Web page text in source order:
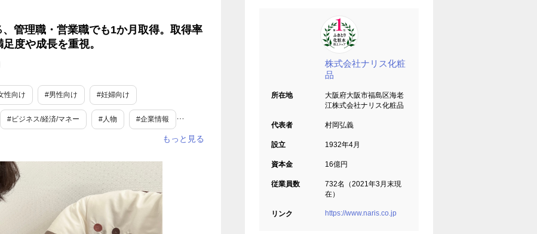
管理職・営業職でも1か月取得。取得率
度や成長を重視。
性向け #男性向け #妊婦向け
#ビジネス/経済/マネー #人物 #企業情報
株式会社ナリス化粧
品
所在地
大阪府大阪市福島区海老
江株式会社ナリス化粧品
代表者 村岡弘義
設立 1932年4月
資本金 16億円
従業員数
732名（2021年3月末現
在）
リンク https://www.naris.co.jp